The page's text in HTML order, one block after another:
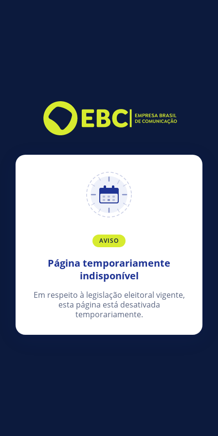
AVISO
Página temporariamente
indisponível
Em respeito à legislação eleitoral vigente,
esta página está desativada
temporariamente.